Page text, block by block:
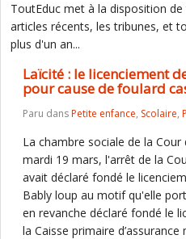
ToutEduc met à la disposition
articles récents, les tribunes, et
plus d'un an...
Laïcité : le licenciement
pour cause de foulard
Paru dansPetite enfance, Scolaire,
La chambre sociale de la
mardi 19 mars, l'arrêt de la
avait déclaré fondé le
Bably loup au motif qu'elle
en revanche déclaré fondé le
la Caisse primaire